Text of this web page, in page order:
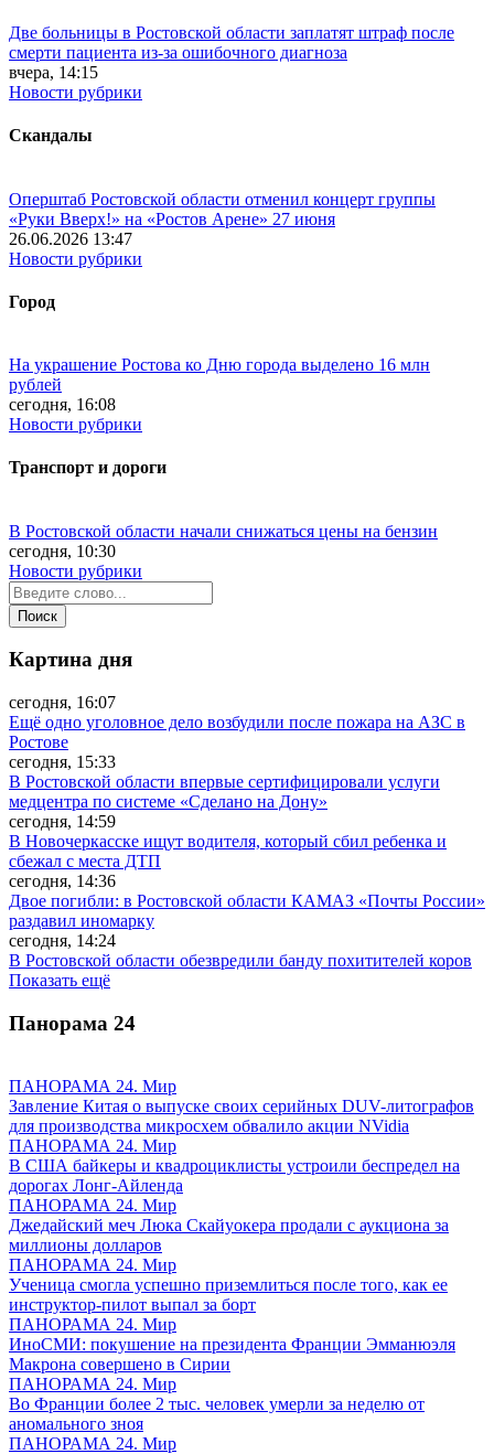
Две больницы в Ростовской области заплатят штраф после
смерти пациента из-за ошибочного диагноза
вчера, 14:15
Новости рубрики
Скандалы
Оперштаб Ростовской области отменил концерт группы
«Руки Вверх!» на «Ростов Арене» 27 июня
26.06.2026 13:47
Новости рубрики
Город
На украшение Ростова ко Дню города выделено 16 млн
рублей
сегодня, 16:08
Новости рубрики
Транспорт и дороги
В Ростовской области начали снижаться цены на бензин
сегодня, 10:30
Новости рубрики
Картина дня
сегодня, 16:07
Ещё одно уголовное дело возбудили после пожара на АЗС в
Ростове
сегодня, 15:33
В Ростовской области впервые сертифицировали услуги
медцентра по системе «Сделано на Дону»
сегодня, 14:59
В Новочеркасске ищут водителя, который сбил ребенка и
сбежал с места ДТП
сегодня, 14:36
Двое погибли: в Ростовской области КАМАЗ «Почты России»
раздавил иномарку
сегодня, 14:24
В Ростовской области обезвредили банду похитителей коров
Показать ещё
Панорама 24
ПАНОРАМА 24. Мир
Завление Китая о выпуске своих серийных DUV-литографов
для производства микросхем обвалило акции NVidia
ПАНОРАМА 24. Мир
В США байкеры и квадроциклисты устроили беспредел на
дорогах Лонг-Айленда
ПАНОРАМА 24. Мир
Джедайский меч Люка Скайуокера продали с аукциона за
миллионы долларов
ПАНОРАМА 24. Мир
Ученица смогла успешно приземлиться после того, как ее
инструктор-пилот выпал за борт
ПАНОРАМА 24. Мир
ИноСМИ: покушение на президента Франции Эмманюэля
Макрона совершено в Сирии
ПАНОРАМА 24. Мир
Во Франции более 2 тыс. человек умерли за неделю от
аномального зноя
ПАНОРАМА 24. Мир